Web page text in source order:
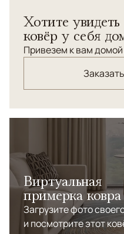
Хотите увидеть
ковёр у себя
Привезем к вам
Виртуальная
примерка ковра
Загрузите фото
и посмотрите этот